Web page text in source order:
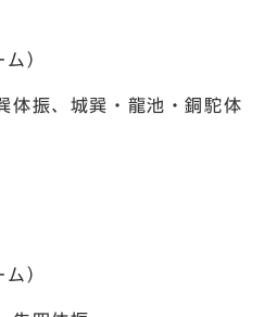
）
体振、城巽・龍池・銅駝体
）